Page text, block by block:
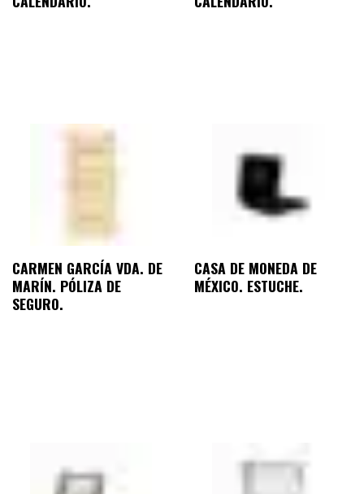
CARMEN GARCÍA VDA. DE
MARÍN. PÓLIZA DE
SEGURO.
CASA DE MONEDA DE
MÉXICO. ESTUCHE.